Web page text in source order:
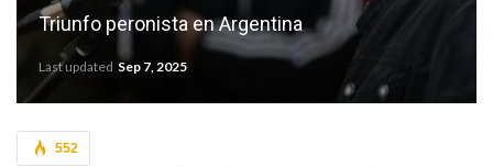
Triunfo peronista en Argentina
Last updated Sep 7, 2025
552